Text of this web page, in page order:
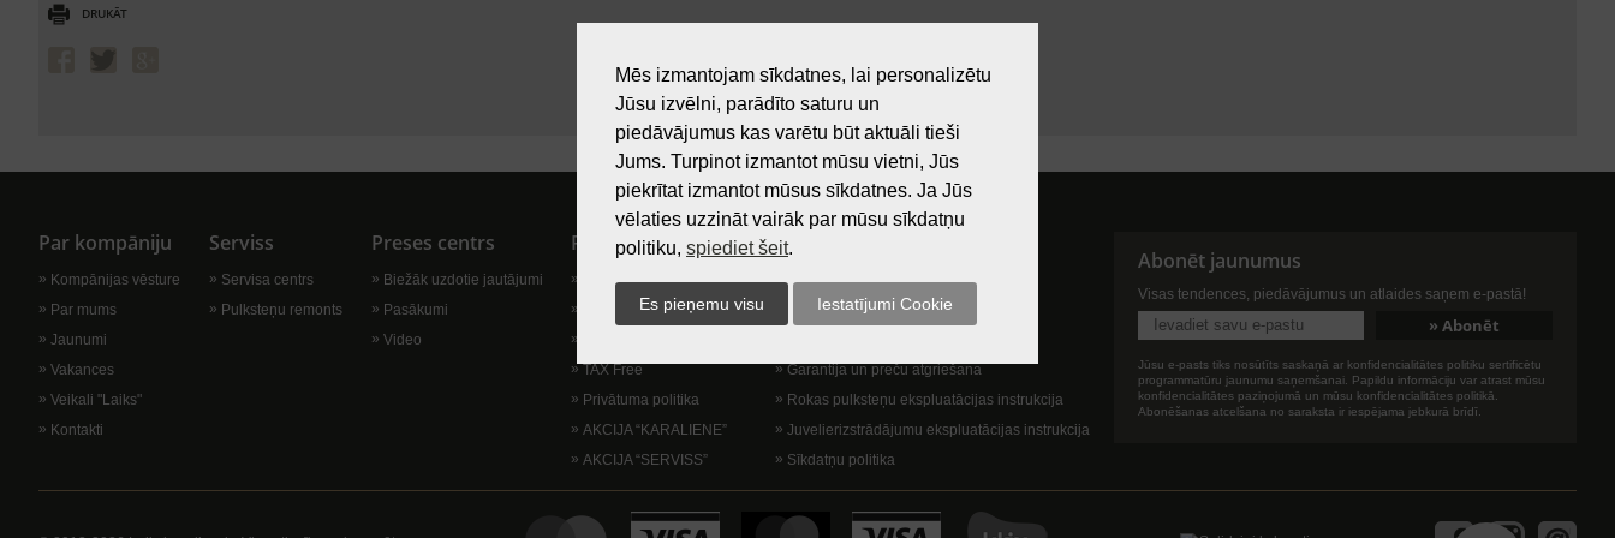
DRUKĀT
Par kompāniju
Kompānijas vēsture
Par mums
Jaunumi
Vakances
Veikali "Laiks"
Kontakti
Serviss
Servisa centrs
Pulksteņu remonts
Preses centrs
Biežāk uzdotie jautājumi
Pasākumi
Video
Pircējam
Preču izsniegšanas vieta
Dāvanu kartes
TAX Free
Privātuma politika
AKCIJA “KARALIENE”
AKCIJA “SERVISS”
Lietošanas noteikumi
Kā nopirkt?
Lietošanas noteikumi
Garantija un preču atgriešana
Rokas pulksteņu ekspluatācijas instrukcija
Juvelierizstrādājumu ekspluatācijas instrukcija
Sīkdatņu politika
Abonēt jaunumus
Visas tendences, piedāvājumus un atlaides saņem e-pastā!
Jūsu e-pasts tiks nosūtīts saskaņā ar konfidencialitātes politiku sertificētu
programmatūru jaunumu saņemšanai. Papildu informāciju var atrast mūsu
konfidencialitātes paziņojumā un mūsu konfidencialitātes politikā.
Abonēšanas atcelšana no saraksta ir iespējama jebkurā brīdī.
Mēs izmantojam sīkdatnes, lai personalizētu
Jūsu izvēlni, parādīto saturu un
piedāvājumus kas varētu būt aktuāli tieši
Jums. Turpinot izmantot mūsu vietni, Jūs
piekrītat izmantot mūsus sīkdatnes. Ja Jūs
vēlaties uzzināt vairāk par mūsu sīkdatņu
politiku, spiediet šeit.